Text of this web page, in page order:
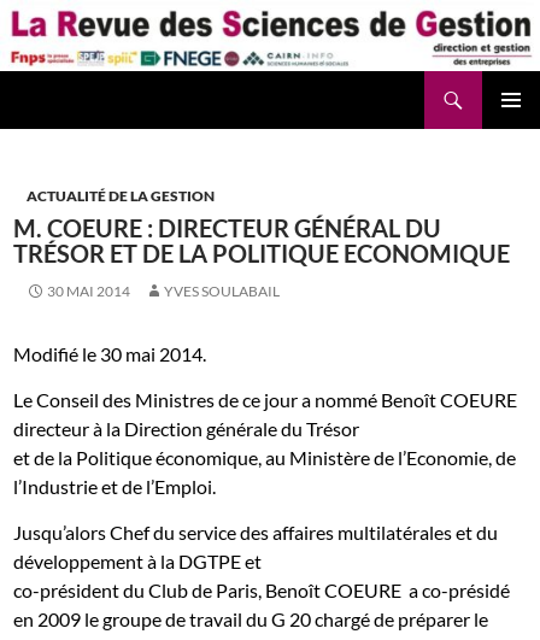
Aller
au
contenu
ACTUALITÉ DE LA GESTION
M. COEURE : DIRECTEUR GÉNÉRAL DU
TRÉSOR ET DE LA POLITIQUE ECONOMIQUE
30 MAI 2014 YVES SOULABAIL
Modifié le 30 mai 2014.
Le Conseil des Ministres de ce jour a nommé Benoît COEURE
directeur à la Direction générale du Trésor
et de la Politique économique, au Ministère de l’Economie, de
l’Industrie et de l’Emploi.
Jusqu’alors Chef du service des affaires multilatérales et du
développement à la DGTPE et
co-président du Club de Paris, Benoît COEURE a co-présidé
en 2009 le groupe de travail du G 20 chargé de préparer le